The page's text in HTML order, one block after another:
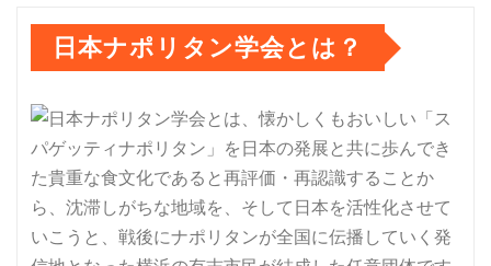
日本ナポリタン学会とは？